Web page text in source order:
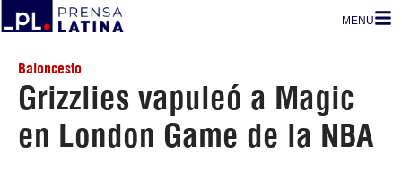
MENU
Baloncesto
Grizzlies vapuleó a Magic
en London Game de la NBA